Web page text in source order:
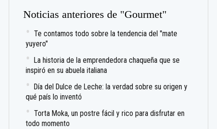
Noticias anteriores de "Gourmet"
Te contamos todo sobre la tendencia del "mate
yuyero"
La historia de la emprendedora chaqueña que se
inspiró en su abuela italiana
Día del Dulce de Leche: la verdad sobre su origen y
qué país lo inventó
Torta Moka, un postre fácil y rico para disfrutar en
todo momento